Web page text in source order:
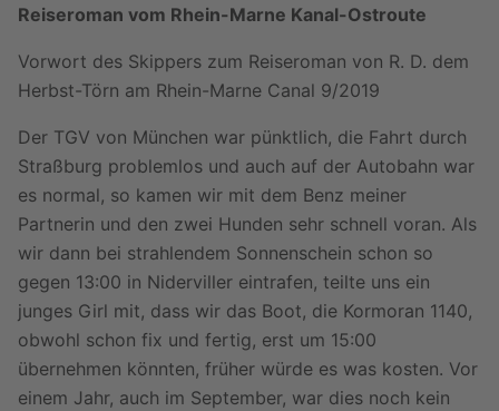
Reiseroman vom Rhein-Marne Kanal-Ostroute
Vorwort des Skippers zum Reiseroman von R. D. dem
Herbst-Törn am Rhein-Marne Canal 9/2019
Der TGV von München war pünktlich, die Fahrt durch
Straßburg problemlos und auch auf der Autobahn war
es normal, so kamen wir mit dem Benz meiner
Partnerin und den zwei Hunden sehr schnell voran. Als
wir dann bei strahlendem Sonnenschein schon so
gegen 13:00 in Niderviller eintrafen, teilte uns ein
junges Girl mit, dass wir das Boot, die Kormoran 1140,
obwohl schon fix und fertig, erst um 15:00
übernehmen könnten, früher würde es was kosten. Vor
einem Jahr, auch im September, war dies noch kein